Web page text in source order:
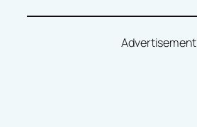
Advertisement